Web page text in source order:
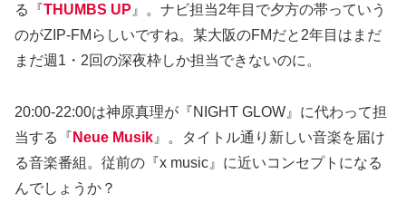
る『THUMBS UP 』。ナビ担当2年目で夕方の帯っていう
のがZIP-FMらしいですね。某大阪のFMだと2年目はまだ
まだ週1・2回の深夜枠しか担当できないのに。
20:00-22:00は神原真理が『NIGHT GLOW』に代わって担
当する『 Neue Musik 』。タイトル通り新しい音楽を届け
る音楽番組。従前の『x music』に近いコンセプトになる
んでしょうか？